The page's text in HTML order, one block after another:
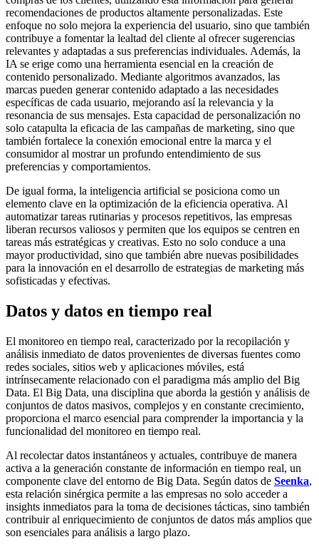
recomendaciones de productos altamente personalizadas. Este
enfoque no solo mejora la experiencia del usuario, sino que también
contribuye a fomentar la lealtad del cliente al ofrecer sugerencias
relevantes y adaptadas a sus preferencias individuales. Además, la
IA se erige como una herramienta esencial en la creación de
contenido personalizado. Mediante algoritmos avanzados, las
marcas pueden generar contenido adaptado a las necesidades
específicas de cada usuario, mejorando así la relevancia y la
resonancia de sus mensajes. Esta capacidad de personalización no
solo catapulta la eficacia de las campañas de marketing, sino que
también fortalece la conexión emocional entre la marca y el
consumidor al mostrar un profundo entendimiento de sus
preferencias y comportamientos.
De igual forma, la inteligencia artificial se posiciona como un
elemento clave en la optimización de la eficiencia operativa. Al
automatizar tareas rutinarias y procesos repetitivos, las empresas
liberan recursos valiosos y permiten que los equipos se centren en
tareas más estratégicas y creativas. Esto no solo conduce a una
mayor productividad, sino que también abre nuevas posibilidades
para la innovación en el desarrollo de estrategias de marketing más
sofisticadas y efectivas.
Datos y datos en tiempo real
El monitoreo en tiempo real, caracterizado por la recopilación y
análisis inmediato de datos provenientes de diversas fuentes como
redes sociales, sitios web y aplicaciones móviles, está
intrínsecamente relacionado con el paradigma más amplio del Big
Data. El Big Data, una disciplina que aborda la gestión y análisis de
conjuntos de datos masivos, complejos y en constante crecimiento,
proporciona el marco esencial para comprender la importancia y la
funcionalidad del monitoreo en tiempo real.
Al recolectar datos instantáneos y actuales, contribuye de manera
activa a la generación constante de información en tiempo real, un
componente clave del entorno de Big Data. Según datos de Seenka,
esta relación sinérgica permite a las empresas no solo acceder a
insights inmediatos para la toma de decisiones tácticas, sino también
contribuir al enriquecimiento de conjuntos de datos más amplios que
son esenciales para análisis a largo plazo.